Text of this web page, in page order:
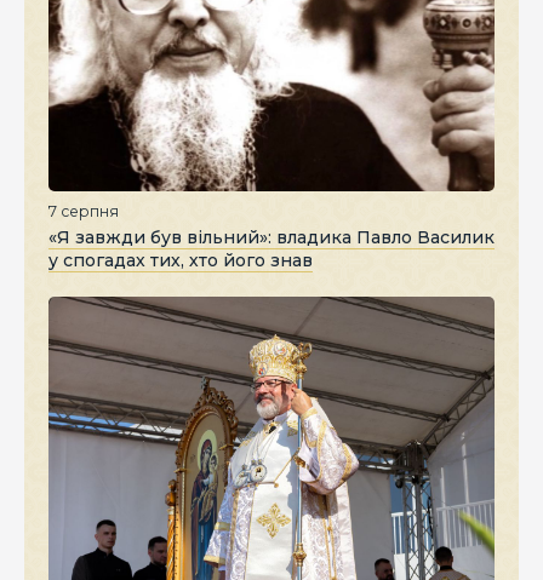
7 серпня
«Я завжди був вільний»: владика Павло Василик
у спогадах тих, хто його знав